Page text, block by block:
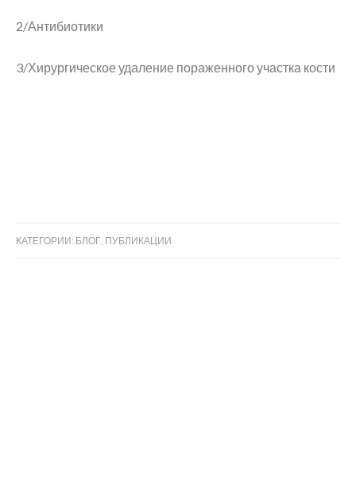
2/Антибиотики
3/Хирургическое удаление пораженного участка кости
КАТЕГОРИИ: БЛОГ, ПУБЛИКАЦИИ